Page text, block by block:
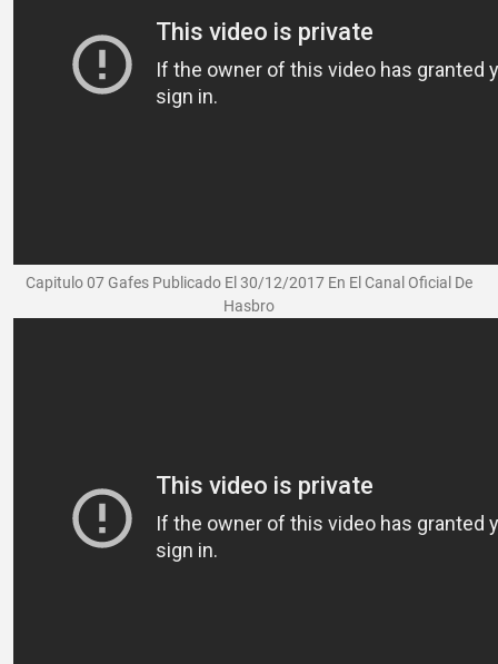
Capitulo 07 Gafes Publicado El 30/12/2017 En El Canal Oficial De
Hasbro